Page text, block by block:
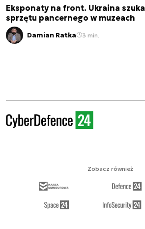
Eksponaty na front. Ukraina szuka
sprzętu pancernego w muzeach
Damian Ratka 3 min.
Zobacz również